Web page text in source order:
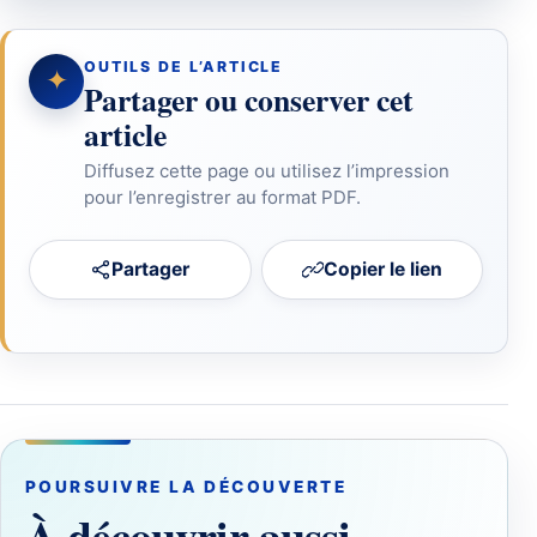
✦ OUTILS DE L’ARTICLE
Partager ou conserver cet
article
Diffusez cette page ou utilisez l’impression
pour l’enregistrer au format PDF.
Partager Copier le lien
POURSUIVRE LA DÉCOUVERTE